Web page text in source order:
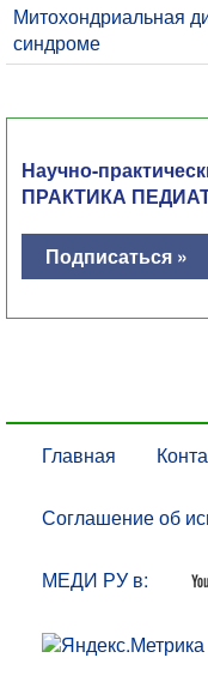
Митохондриальная
синдроме
Научно-
ПРАКТИКА
Подписаться »
Главная
Соглашение об
МЕДИ РУ в: